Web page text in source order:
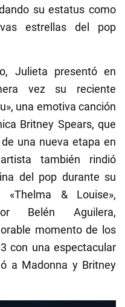
su estatus como
estrellas del pop
Julieta presentó en
vez su reciente
una emotiva canción
Britney Spears, que
una nueva etapa en
también rindió
del pop durante su
«Thelma & Louise»,
Belén Aguilera,
momento de los
con una espectacular
a Madonna y Britney